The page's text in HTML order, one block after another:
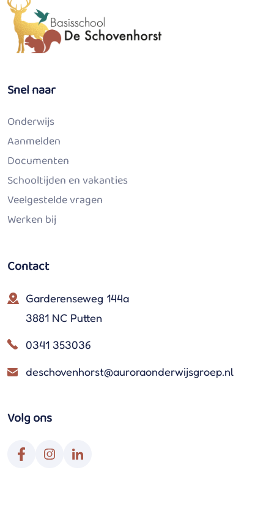
Snel naar
Onderwijs
Aanmelden
Documenten
Schooltijden en vakanties
Veelgestelde vragen
Werken bij
Contact
Garderenseweg 144a
3881 NC Putten
0341 353036
deschovenhorst@auroraonderwijsgroep.nl
Volg ons